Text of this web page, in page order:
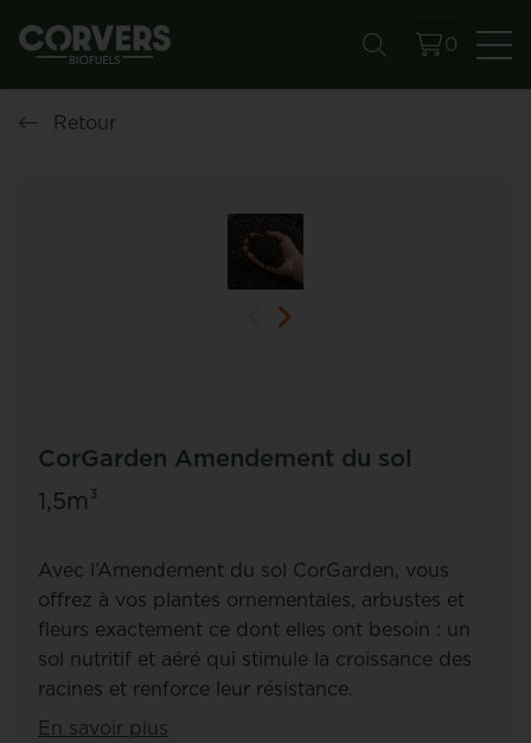
0
Retour
CorGarden Amendement du sol
1,5m³
Avec l’Amendement du sol CorGarden, vous
offrez à vos plantes ornementales, arbustes et
fleurs exactement ce dont elles ont besoin : un
sol nutritif et aéré qui stimule la croissance des
racines et renforce leur résistance.
En savoir plus